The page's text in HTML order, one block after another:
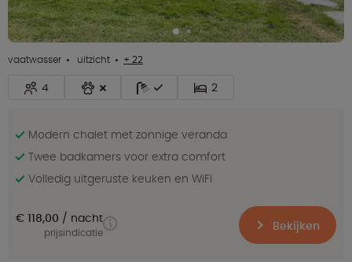
vaatwasser uitzicht + 22
4 2
Modern chalet met zonnige veranda
Twee badkamers voor extra comfort
Volledig uitgeruste keuken en WiFi
€ 118,00 nacht
prijsindicatie Bekijken